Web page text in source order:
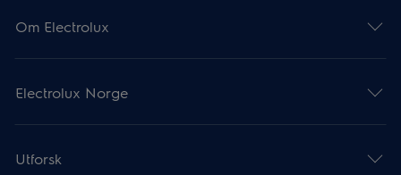
Om Electrolux
Electrolux Norge
Utforsk